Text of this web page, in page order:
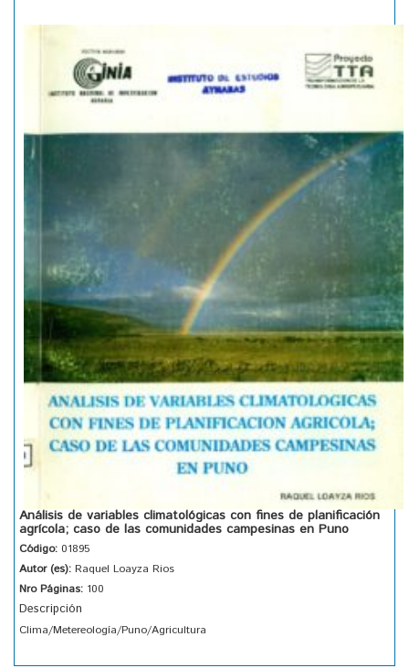
Análisis de variables climatológicas con fines de planificación
agrícola; caso de las comunidades campesinas en Puno
Código: 01895
Autor (es): Raquel Loayza Rios
Nro Páginas: 100
Descripción
Clima/Metereología/Puno/Agricultura